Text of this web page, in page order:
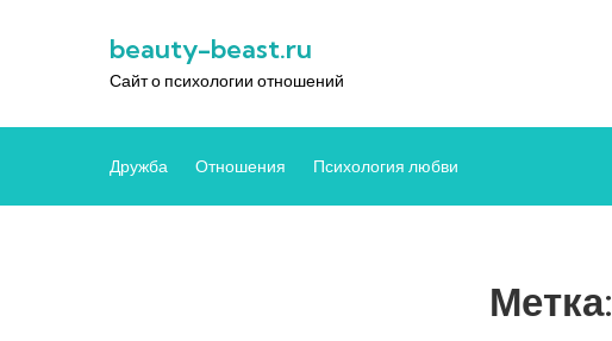
beauty-beast.ru
Сайт о психологии отношений
Дружба Отношения Психология любви
Метка: